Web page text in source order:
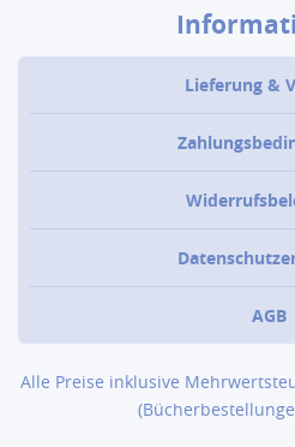
Lieferung &
AGB
Alle Preise inklusive